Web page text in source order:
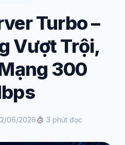
Turbo –
Vượt Trội,
300
06/2026 3 phút đọc